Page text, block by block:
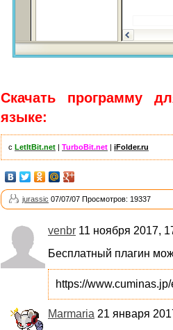
Скачать программу
языке:
с LetItBit.net TurboBit.net iFolder.ru
jurassic 07/07/07 Просмотров: 19337
venbr 11 ноября 2017,
Бесплатный плагин
https://
Marmaria 21 января